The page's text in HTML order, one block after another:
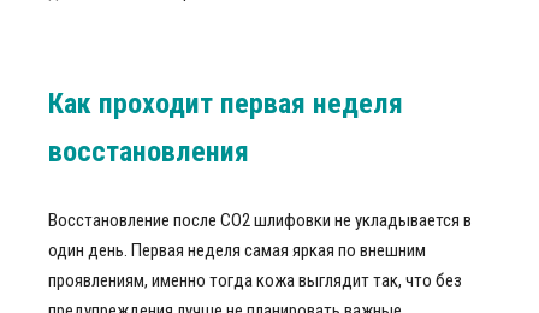
Как проходит первая неделя
восстановления
Восстановление после CO2 шлифовки не укладывается в
один день. Первая неделя самая яркая по внешним
проявлениям, именно тогда кожа выглядит так, что без